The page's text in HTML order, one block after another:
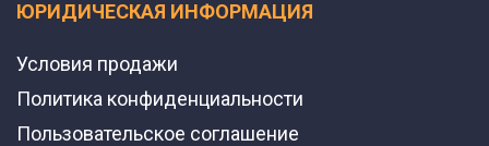
ЮРИДИЧЕСКАЯ ИНФОРМАЦИЯ
Условия продажи
Политика конфиденциальности
Пользовательское соглашение